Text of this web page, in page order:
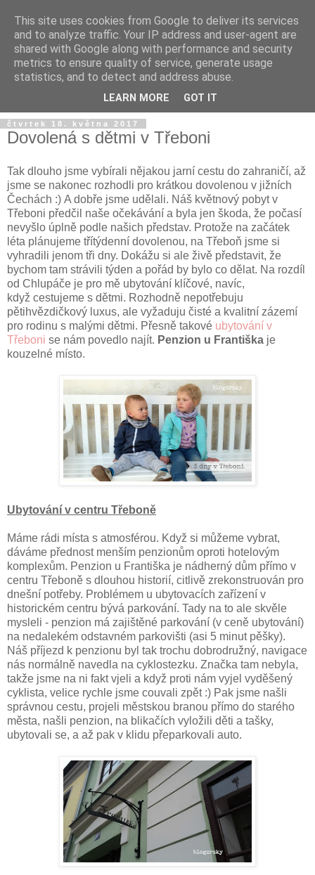
čtvrtek 18. května 2017
Dovolená s dětmi v Třeboni
Tak dlouho jsme vybírali nějakou jarní cestu do zahraničí, až
jsme se nakonec rozhodli pro krátkou dovolenou v jižních
Čechách :) A dobře jsme udělali. Náš květnový pobyt v
Třeboni předčil naše očekávání a byla jen škoda, že počasí
nevyšlo úplně podle našich představ. Protože na začátek
léta plánujeme třítýdenní dovolenou, na Třeboň jsme si
vyhradili jenom tři dny. Dokážu si ale živě představit, že
bychom tam strávili týden a pořád by bylo co dělat. Na rozdíl
od Chlupáče je pro mě ubytování klíčové, navíc,
když cestujeme s dětmi. Rozhodně nepotřebuju
pětihvězdičkový luxus, ale vyžaduju čisté a kvalitní zázemí
pro rodinu s malými dětmi. Přesně takové ubytování v
Třeboni se nám povedlo najít. Penzion u Františka je
kouzelné místo.
Ubytování v centru Třeboně
Máme rádi místa s atmosférou. Když si můžeme vybrat,
dáváme přednost menším penzionům oproti hotelovým
komplexům. Penzion u Františka je nádherný dům přímo v
centru Třeboně s dlouhou historií, citlivě zrekonstruován pro
dnešní potřeby. Problémem u ubytovacích zařízení v
historickém centru bývá parkování. Tady na to ale skvěle
mysleli - penzion má zajištěné parkování (v ceně ubytování)
na nedalekém odstavném parkovišti (asi 5 minut pěšky).
Náš příjezd k penzionu byl tak trochu dobrodružný, navigace
nás normálně navedla na cyklostezku. Značka tam nebyla,
takže jsme na ni fakt vjeli a když proti nám vyjel vyděšený
cyklista, velice rychle jsme couvali zpět :) Pak jsme našli
správnou cestu, projeli městskou branou přímo do starého
města, našli penzion, na blikačích vyložili děti a tašky,
ubytovali se, a až pak v klidu přeparkovali auto.
This site uses cookies from Google to deliver its services
and to analyze traffic. Your IP address and user-agent are
shared with Google along with performance and security
metrics to ensure quality of service, generate usage
statistics, and to detect and address abuse.
LEARN MORE GOT IT